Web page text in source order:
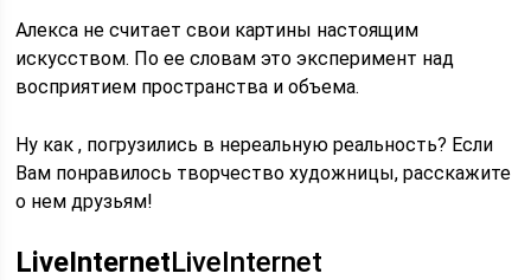
Алекса не считает свои картины настоящим
искусством. По ее словам это эксперимент над
восприятием пространства и объема.
Ну как , погрузились в нереальную реальность? Если
Вам понравилось творчество художницы, расскажите
о нем друзьям!
LiveInternetLiveInternet